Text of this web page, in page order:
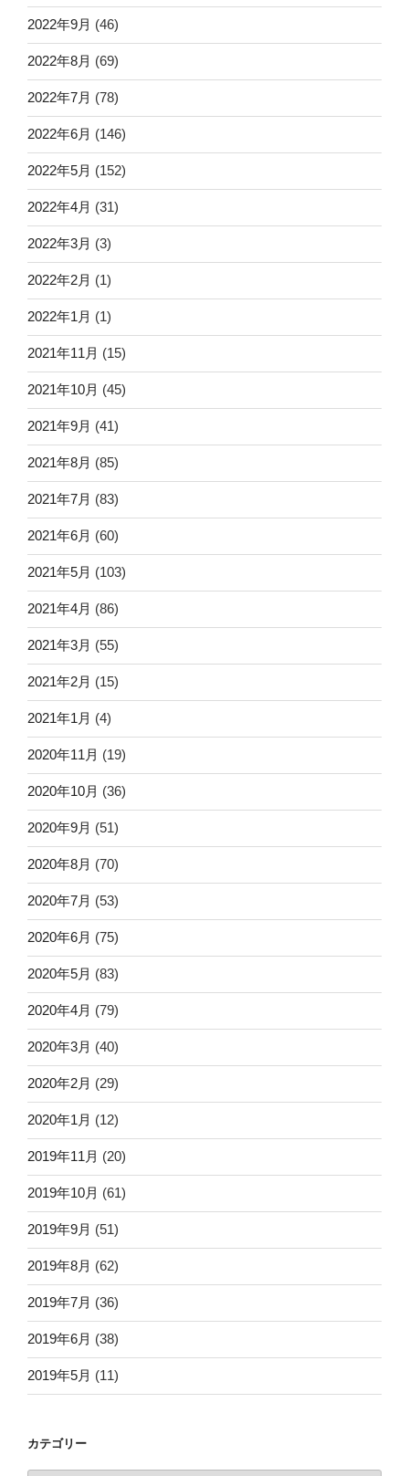
2022年9月 (46)
2022年8月 (69)
2022年7月 (78)
2022年6月 (146)
2022年5月 (152)
2022年4月 (31)
2022年3月 (3)
2022年2月 (1)
2022年1月 (1)
2021年11月 (15)
2021年10月 (45)
2021年9月 (41)
2021年8月 (85)
2021年7月 (83)
2021年6月 (60)
2021年5月 (103)
2021年4月 (86)
2021年3月 (55)
2021年2月 (15)
2021年1月 (4)
2020年11月 (19)
2020年10月 (36)
2020年9月 (51)
2020年8月 (70)
2020年7月 (53)
2020年6月 (75)
2020年5月 (83)
2020年4月 (79)
2020年3月 (40)
2020年2月 (29)
2020年1月 (12)
2019年11月 (20)
2019年10月 (61)
2019年9月 (51)
2019年8月 (62)
2019年7月 (36)
2019年6月 (38)
2019年5月 (11)
カテゴリー